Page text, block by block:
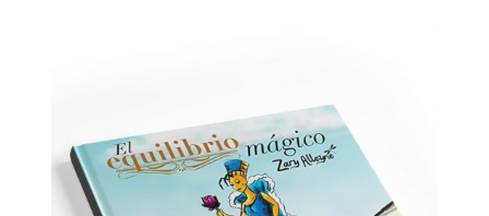
hasta
$16.75
SELECCIONAR OPCIONES